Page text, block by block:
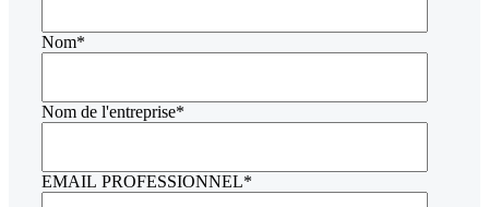
Nom*
Nom de l'entreprise*
EMAIL PROFESSIONNEL*